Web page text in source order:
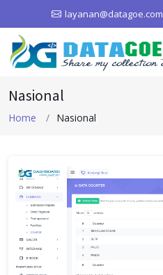
layanan@datagoe.com
Nasional
Home Nasional